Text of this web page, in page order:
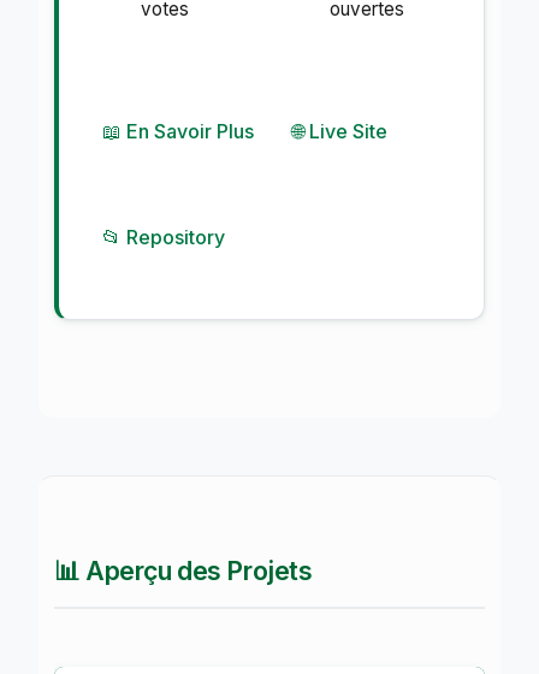
votes
ouvertes
📖 En Savoir Plus 🌐 Live Site
📂 Repository
📊 Aperçu des Projets